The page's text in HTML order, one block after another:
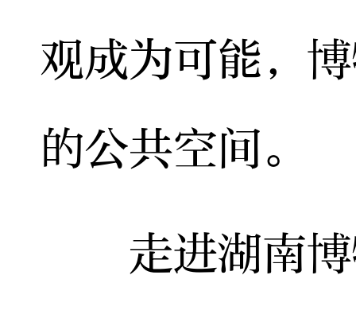
观成为可能，
的公共空间。
走进湖南博